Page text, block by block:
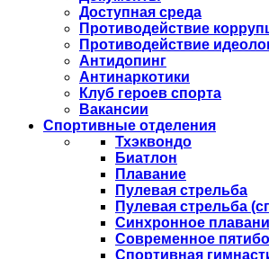
Доступная среда
Противодействие
Противодействие
Антидопинг
Антинаркотики
Клуб героев спорта
Вакансии
Спортивные отделения
Тхэквондо
Биатлон
Плавание
Пулевая стрельба
Пулевая стрельба
Синхронное
Современное
Спортивная